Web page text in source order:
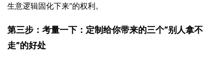
生意逻辑固化下来”的权利。
第三步：考量一下： 定制给你带来的三个“别人拿不
走”的好处